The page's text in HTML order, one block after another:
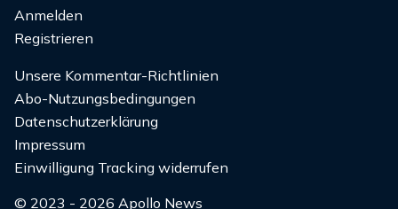
Anmelden
Registrieren
Unsere Kommentar-Richtlinien
Abo-Nutzungsbedingungen
Datenschutzerklärung
Impressum
Einwilligung Tracking widerrufen
© 2023 - 2026 Apollo News